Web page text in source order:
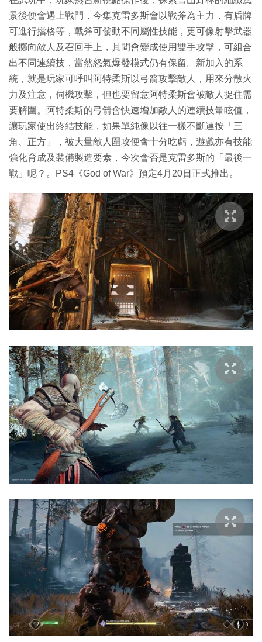
景後便會遇上戰鬥，今集克雷多斯會以戰斧為主力，有盾牌
可進行擋格等，戰斧可發動不同屬性技能，更可像射擊武器
般擲向敵人及召回手上，其間會變成使用雙手攻擊，可組合
出不同連續技，當然怒氣爆發模式仍有保留。新加入的系
統，就是玩家可呼叫阿特柔斯以弓箭攻擊敵人，用來分散火
力及注意，伺機攻擊，但也要留意阿特柔斯會被敵人捉住需
要解圍。阿特柔斯的弓箭會快速增加敵人的連續技暈眩值，
讓玩家使出終結技能，如果單純像以往一樣不斷連按「三
角、正方」，被大量敵人圍攻便會十分吃虧，遊戲亦有技能
強化育成及裝備製造要素，今次會否是克雷多斯的「最後一
戰」呢？。PS4《God of War》預定4月20日正式推出。